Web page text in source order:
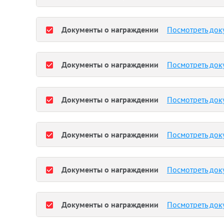
Документы о награждении Посмотреть
Документы о награждении Посмотреть
Документы о награждении Посмотреть
Документы о награждении Посмотреть
Документы о награждении Посмотреть
Документы о награждении Посмотреть